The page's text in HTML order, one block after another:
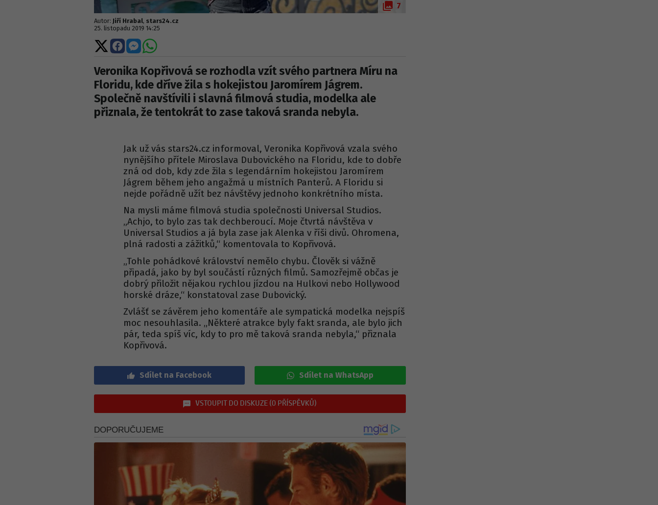
7
Autor: Jiří Hrabal, stars24.cz
25. listopadu 2019 14:25
Sdílet
na
Sdílet
na
Sdílet
na
Sdílet
Veronika Kopřivová se rozhodla vzít svého partnera Míru na
Floridu, kde dříve žila s hokejistou Jaromírem Jágrem.
Společně navštívili i slavná filmová studia, modelka ale
přiznala, že tentokrát to zase taková sranda nebyla.
Jak už vás stars24.cz informoval, Veronika Kopřivová vzala svého
nynějšího přítele Miroslava Dubovického na Floridu, kde to dobře
zná od dob, kdy zde žila s legendárním hokejistou Jaromírem
Jágrem během jeho angažmá u místních Panterů. A Floridu si
nejde pořádně užít bez návštěvy jednoho konkrétního místa.
Na mysli máme filmová studia společnosti Universal Studios.
„Achjo, to bylo zas tak dechberoucí. Moje čtvrtá návštěva v
Universal Studios a já byla zase jak Alenka v říši divů. Ohromena,
plná radosti a zážitků,“ komentovala to Kopřivová.
„Tohle pohádkové království nemělo chybu. Člověk si vážně
připadá, jako by byl součástí různých filmů. Samozřejmě občas je
dobrý přiložit nějakou rychlou jízdou na Hulkovi nebo Hollywood
horské dráze,“ konstatoval zase Dubovický.
Zvlášť se závěrem jeho komentáře ale sympatická modelka nejspíš
moc nesouhlasila. „Některé atrakce byly fakt sranda, ale bylo jich
pár, teda spíš víc, kdy to pro mě taková sranda nebyla,“ přiznala
Kopřivová.
Sdílet na Facebook Sdílet na WhatsApp
VSTOUPIT DO DISKUZE (0 PŘÍSPĚVKŮ)